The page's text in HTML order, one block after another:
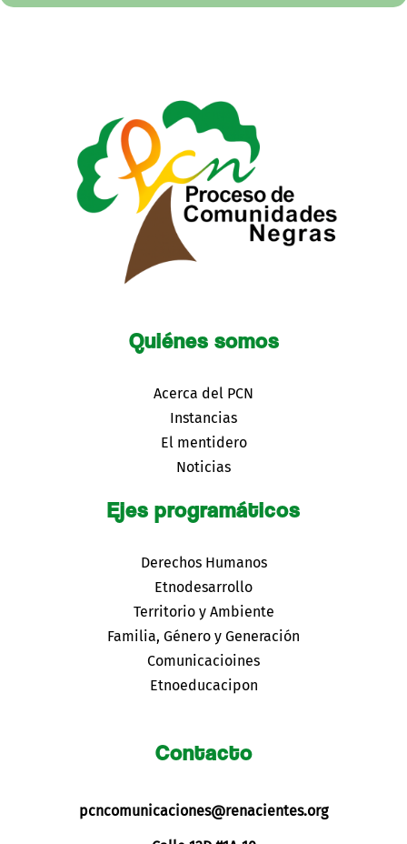
Quiénes somos
Acerca del PCN
Instancias
El mentidero
Noticias
Ejes programáticos
Derechos Humanos
Etnodesarrollo
Territorio y Ambiente
Familia, Género y Generación
Comunicacioines
Etnoeducacipon
Contacto
pcncomunicaciones@renacientes.org